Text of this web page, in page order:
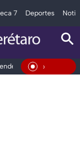
7 Deportes
Clima En Vivo